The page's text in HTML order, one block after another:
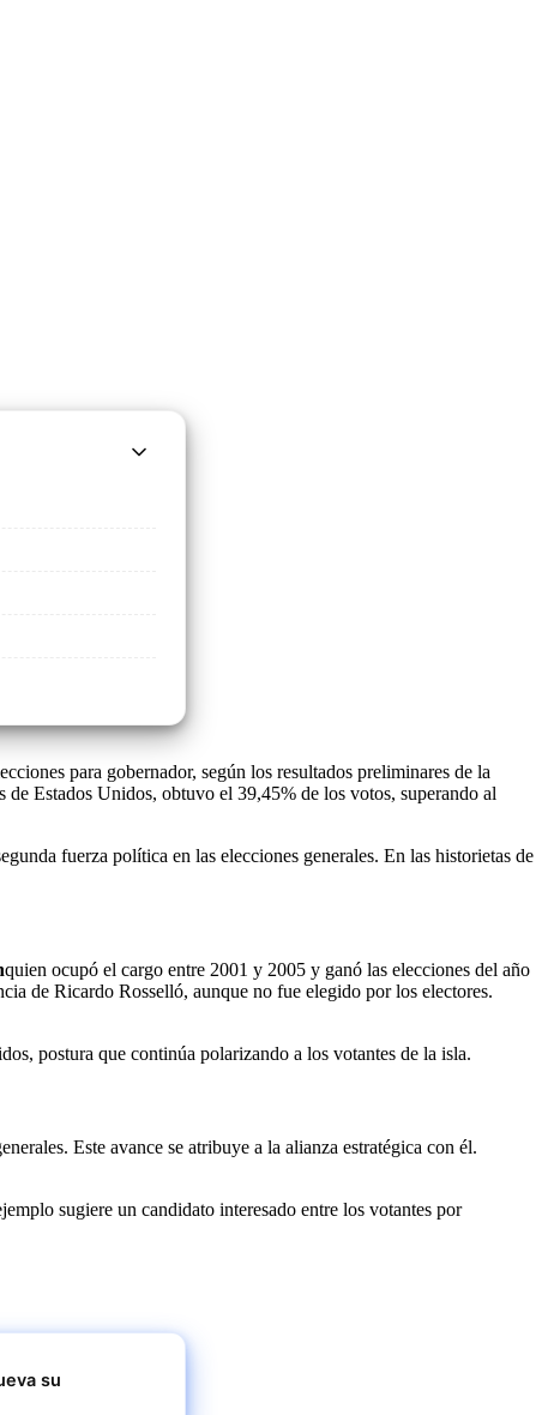
para gobernador, según los resultados preliminares de la
de Estados Unidos, obtuvo el 39,45% de los votos, superando al
fuerza política en las elecciones generales. En las historietas de
quien ocupó el cargo entre 2001 y 2005 y ganó las elecciones del año
de Ricardo Rosselló, aunque no fue elegido por los electores.
postura que continúa polarizando a los votantes de la isla.
Este avance se atribuye a la alianza estratégica con él.
sugiere un candidato interesado entre los votantes por
su